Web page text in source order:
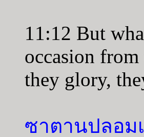
11:12 But
occasion
they glory,
ซาตานปลอม